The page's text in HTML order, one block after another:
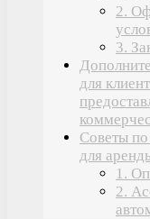
2.
3.
для
Советы
для
1.
2.